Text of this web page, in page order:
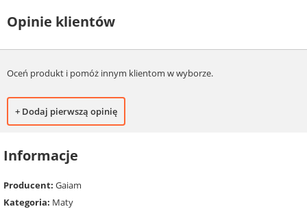
Opinie klientów
Oceń produkt i pomóż innym klientom w wyborze.
+ Dodaj pierwszą opinię
Informacje
Producent: Gaiam
Kategoria: Maty